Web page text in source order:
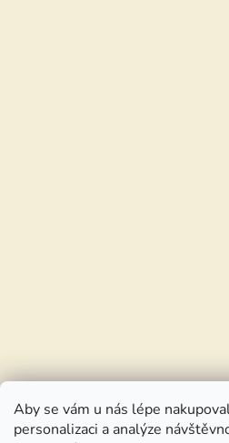
Aby se vám u nás lépe
personalizaci a analýze